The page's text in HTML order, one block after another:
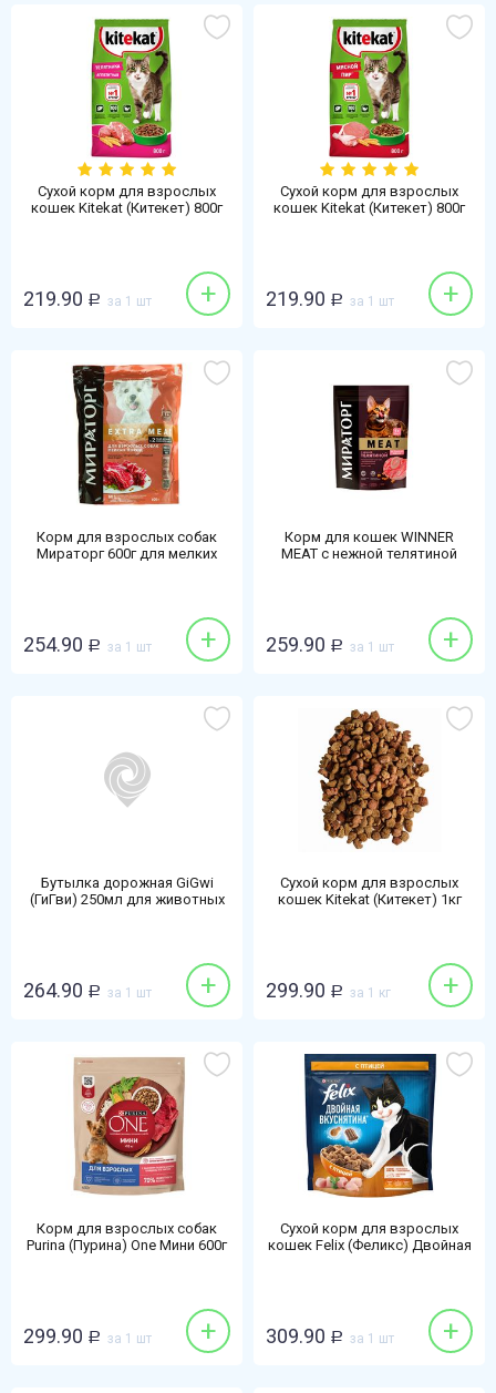
Сухой корм для взрослых
кошек Kitekat (Китекет) 800г
219.90 Р за 1 шт +
Сухой корм для взрослых
кошек Kitekat (Китекет) 800г
219.90 Р за 1 шт +
Корм для взрослых собак
Мираторг 600г для мелких
254.90 Р за 1 шт +
Корм для кошек WINNER
MEAT с нежной телятиной
259.90 Р за 1 шт +
Бутылка дорожная GiGwi
(ГиГви) 250мл для животных
264.90 Р за 1 шт +
Сухой корм для взрослых
кошек Kitekat (Китекет) 1кг
299.90 Р за 1 кг +
Корм для взрослых собак
Purina (Пурина) One Мини 600г
299.90 Р за 1 шт +
Сухой корм для взрослых
кошек Felix (Феликс) Двойная
309.90 Р за 1 шт +